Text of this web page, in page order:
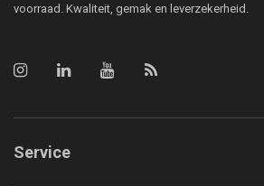
voorraad. Kwaliteit, gemak en leverzekerheid.
Service